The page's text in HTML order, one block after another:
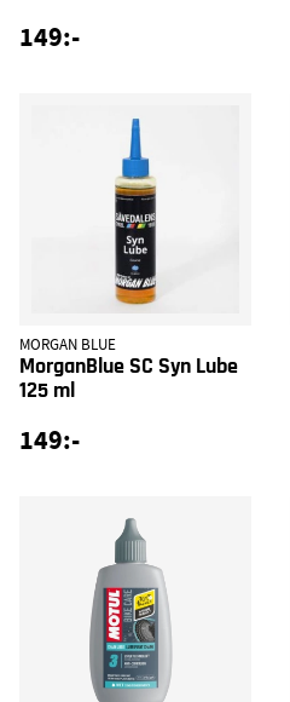
149:-
MORGAN BLUE
MorganBlue SC Syn Lube
125 ml
149:-